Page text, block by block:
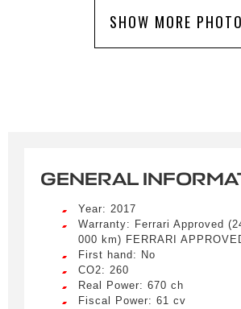
SHOW MORE
GENERAL
Year: 2017
Warranty: Ferrari Approved
000 km) FERRARI
First hand: No
CO2: 260
Real Power: 670 ch
Fiscal Power: 61 cv